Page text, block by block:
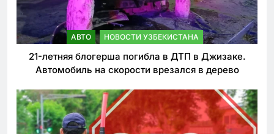
АВТО НОВОСТИ УЗБЕКИСТАНА
21-летняя блогерша погибла в ДТП в Джизаке.
Автомобиль на скорости врезался в дерево